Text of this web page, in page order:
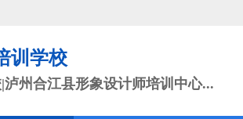
训学校
州合江县形象设计师培训中心...